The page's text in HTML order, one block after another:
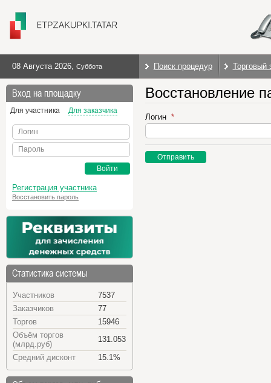
08 Августа 2026, Суббота Поиск процедур Торговый
Вход на площадку
Для участника Для заказчика
Логин
Пароль
Войти
Регистрация участника
Восстановить пароль
Статистика системы
Участников
7537
Заказчиков
77
Торгов
15946
Объём торгов
(млрд.руб)
131.053
Средний дисконт
15.1%
Восстановление
Логин
Отправить